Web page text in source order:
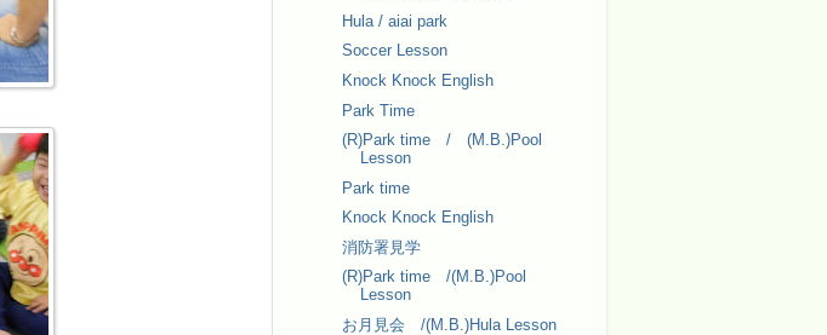
Hula / aiai park
Soccer Lesson
Knock Knock English
Park Time
(R)Park time / (M.B.)Pool
Lesson
Park time
Knock Knock English
消防署見学
(R)Park time /(M.B.)Pool
Lesson
お月見会 /(M.B.)Hula Lesson